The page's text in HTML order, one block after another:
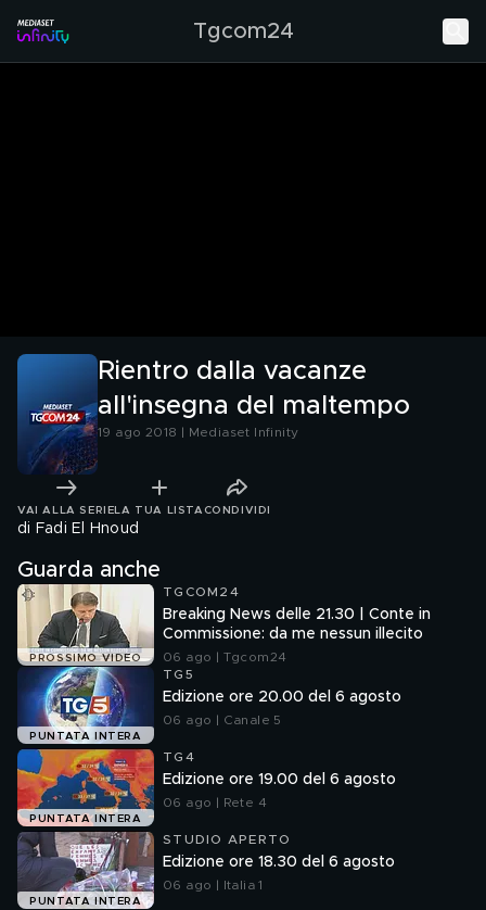
Tgcom24
Rientro dalla vacanze
all'insegna del maltempo
19 ago 2018 | Mediaset Infinity
VAI ALLA SERIE LA TUA LISTA CONDIVIDI
di Fadi El Hnoud
Guarda anche
PROSSIMO VIDEO
TGCOM24
Breaking News delle 21.30 | Conte in
Commissione: da me nessun illecito
06 ago | Tgcom24
PUNTATA INTERA
TG5
Edizione ore 20.00 del 6 agosto
06 ago | Canale 5
PUNTATA INTERA
TG4
Edizione ore 19.00 del 6 agosto
06 ago | Rete 4
PUNTATA INTERA
STUDIO APERTO
Edizione ore 18.30 del 6 agosto
06 ago | Italia 1